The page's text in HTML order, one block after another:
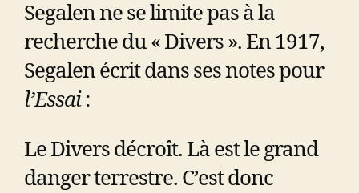
Segalen ne se limite pas à la
recherche du « Divers ». En 1917,
Segalen écrit dans ses notes pour
l’Essai:
Le Divers décroît. Là est le grand
danger terrestre. C’est donc